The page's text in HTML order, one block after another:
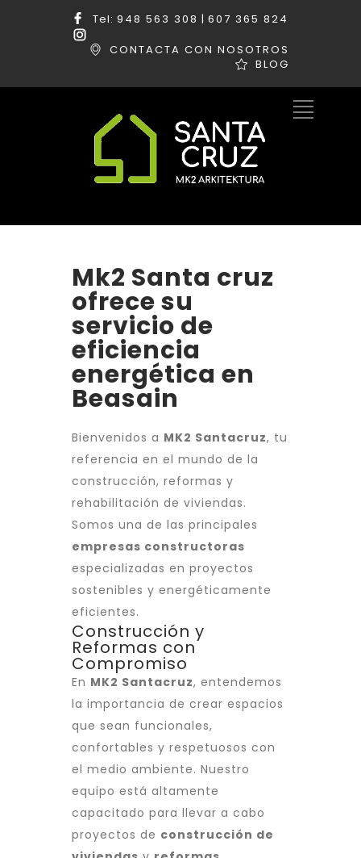
Tel: 948 563 308 | 607 365 824
CONTACTA CON NOSOTROS
BLOG
Mk2 Santa cruz
ofrece su
servicio de
eficiencia
energética en
Beasain
Bienvenidos a MK2 Santacruz, tu
referencia en el mundo de la
construcción, reformas y
rehabilitación de viviendas.
Somos una de las principales
empresas constructoras
especializadas en proyectos
sostenibles y energéticamente
eficientes.
Construcción y
Reformas con
Compromiso
En MK2 Santacruz, entendemos
la importancia de crear espacios
que sean funcionales,
confortables y respetuosos con
el medio ambiente. Nuestro
equipo está altamente
capacitado para llevar a cabo
proyectos de construcción de